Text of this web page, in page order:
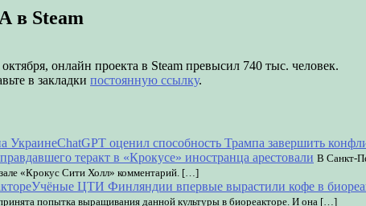
в Steam
онлайн проекта в Steam превысил 740 тыс. человек.
в закладки постоянную ссылку.
ChatGPT оценил способность Трампа завершить
теракт в «Крокусе» иностранца арестовали В Санкт-
«Крокус Сити Холл» комментарий. […]
Учёные ЦТИ Финляндии впервые вырастили кофе в
попытка выращивания данной культуры в биореакторе. И она […]